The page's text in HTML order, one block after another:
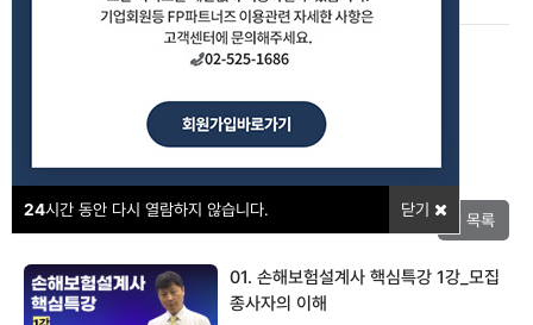
24시간 동안 다시 열람하지 않습니다. 닫기
목록
01. 손해보험설계사 핵심특강 1강_모집
종사자의 이해